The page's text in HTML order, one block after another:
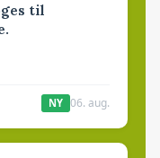
til
NY 06. aug.